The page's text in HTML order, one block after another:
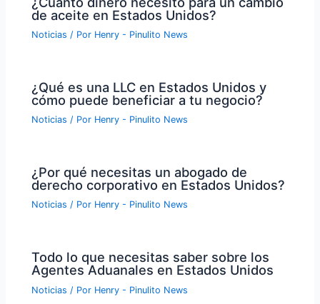
de aceite en Estados Unidos?
Noticias / Por Henry - Pinulito News
¿Qué es una LLC en Estados Unidos y
cómo puede beneficiar a tu negocio?
Noticias / Por Henry - Pinulito News
¿Por qué necesitas un abogado de
derecho corporativo en Estados Unidos?
Noticias / Por Henry - Pinulito News
Todo lo que necesitas saber sobre los
Agentes Aduanales en Estados Unidos
Noticias / Por Henry - Pinulito News